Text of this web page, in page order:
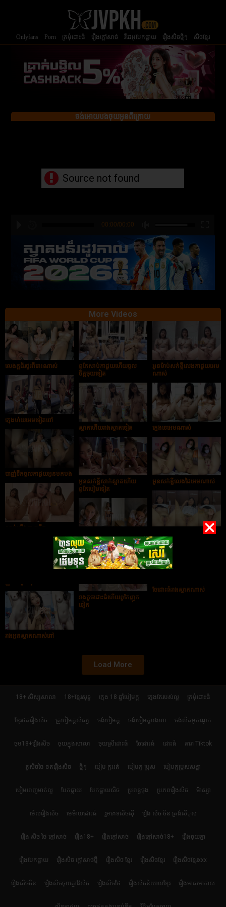
Onlyfans Porn ក្រមំុដោះធំ រឿងក្ដៅសាច់ វីដេអូបែកធ្លាយ រឿងសិចថ្មីៗ សិចខ្មែរ
ចង់អោយបងចុយអូនពីក្រោយ
hd2880
hd2160
hd2160
hd1440
highres
hd1080
hd720
large
medium
small
tiny
00:00/00:00
Source not found
More Videos
លេងក្ដជ័រថ្ងូរពីរោះណាស់
ពូកែសាប់កាដួយហើយចូល
ចិត្តចុយទៀត
អូនម៉ាប់សក់ខ្លីលេងកាដួយអេម
ណាស់
ក្មេងហ់យអេមទៀតពៅ
ស្អាតហើយរាងស្អាតទៀត
ក្មេងទេអេមណាស់
បាញ់ទឹកចូលកាដួយអូនមកបង
អូនសក់ខ្លីសាក់ស្អាតហើយ
ពូកែបៀមទៀត
អូនសក់ខ្លីលេងដៃអេមណាស់
សាប់ឡើងបាញទឹក
សិស្សសាលាពូកែបៀមណាស់
លេងក្ដជ័រអេមណាស់អូនសក់ខ្លី
រាងតូចដោះធំហើយពូកែញុក
ទៀត
ចែដោះធំរាងស្អាតណាស់
រាងអូនស្អាតណាស់ពៅ
Load More
18+ សិស្សសាលា 18+ខ្មែរសុទ្ធ ក្មេង 18 ឆ្នាំបៀមក្ដ ក្មេងតែរបស់ល្អ ក្រមុំដោះធំ
ខ្មែរថតរឿងសិច គ្រូបៀមក្ដសិស្ស ចង់បៀមក្ដ ចង់បៀមក្តបងហា ចង់លិតអូកណូក
ចុម18+រឿងសិច ចុយក្នុងសាលា ចុយស្រីដោះធំ ចែដោះធំ ដោះធំ តារា Tiktok
តួសិចថៃ ថតរឿងសិច ថ្មីៗ បៀម ក្ដអត់ បៀមក្ដ ប្រុស បៀមក្តប្រុសសង្ហា
បៀមពេញមាត់ល្អ បែកធ្លាយ បែកធ្លាយសិច ប្រពន្ធចុង ប្រភពរឿងសិច ម៉ាស្សា
មើលរឿងសិច មេម៉ាយដោះធំ រួមភេទសិចស៊ី រឿង សិច ចិន ត្រង់សីុស
រឿង សិច ថៃ ក្តៅសាច់ រឿង18+ រឿងក្ដៅសាច់ រឿងក្ដៅសាច់18+ រឿងចុយគ្នា
រឿងបែកធ្លាយ រឿងសិច ក្តៅសាច់ថ្មី រឿងសិច ខ្មែរ រឿងសិចខ្មែរ រឿងសិចខ្មែរxxx
រឿងសិចចិន រឿងសិចចុយគ្នាវ៉ៃសិច រឿងសិចថៃ រឿងសិចនិយាយខ្មែរ រឿងអាសអាភាស